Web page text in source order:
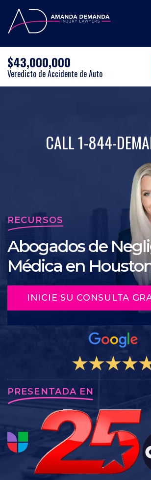
$43,000,000
Veredicto de Accidente de Auto
CALL 1-844-
RECURSOS
Abogados de
Médica en
INICIE SU CONSULTA
PRESENTADA EN